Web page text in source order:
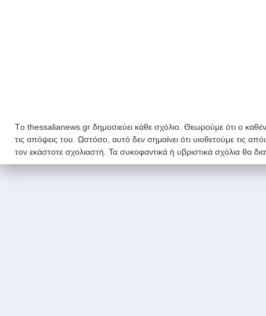
Tο thessalianews.gr δημοσιεύει κάθε σχόλιο. Θεωρούμε ότι ο
τις απόψεις του. Ωστόσο, αυτό δεν σημαίνει ότι υιοθετούμε τις
τον εκάστοτε σχολιαστή. Τα συκοφαντικά ή υβριστικά σχόλια θα